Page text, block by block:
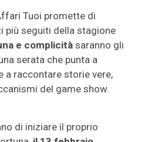
Tuoi promette di
più seguiti della stagione
e complicitàsaranno gli
serata che punta a
a raccontare storie vere,
del game show.
di iniziare il proprio